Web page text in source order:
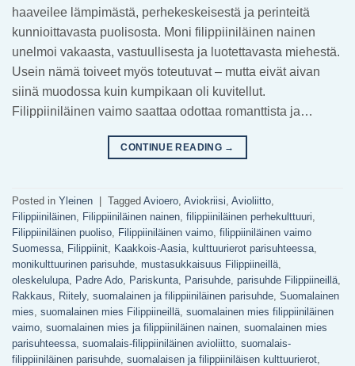
haaveilee lämpimästä, perhekeskeisestä ja perinteitä
kunnioittavasta puolisosta. Moni filippiiniläinen nainen
unelmoi vakaasta, vastuullisesta ja luotettavasta miehestä.
Usein nämä toiveet myös toteutuvat – mutta eivät aivan
siinä muodossa kuin kumpikaan oli kuvitellut.
Filippiiniläinen vaimo saattaa odottaa romanttista ja…
CONTINUE READING →
Posted in Yleinen Tagged Avioero, Aviokriisi, Avioliitto,
Filippiiniläinen, Filippiiniläinen nainen, filippiiniläinen perhekulttuuri,
Filippiiniläinen puoliso, Filippiiniläinen vaimo, filippiiniläinen vaimo
Suomessa, Filippiinit, Kaakkois-Aasia, kulttuurierot parisuhteessa,
monikulttuurinen parisuhde, mustasukkaisuus Filippiineillä,
oleskelulupa, Padre Ado, Pariskunta, Parisuhde, parisuhde Filippiineillä,
Rakkaus, Riitely, suomalainen ja filippiiniläinen parisuhde, Suomalainen
mies, suomalainen mies Filippiineillä, suomalainen mies filippiiniläinen
vaimo, suomalainen mies ja filippiiniläinen nainen, suomalainen mies
parisuhteessa, suomalais-filippiiniläinen avioliitto, suomalais-
filippiiniläinen parisuhde, suomalaisen ja filippiiniläisen kulttuurierot,